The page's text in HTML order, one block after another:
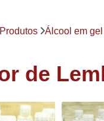
Produtos Álcool em
de